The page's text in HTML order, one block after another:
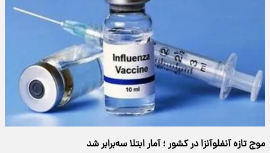
موج تازه آنفلوآنزا در کشور ؛ آمار ابتلا سه‌برابر شد